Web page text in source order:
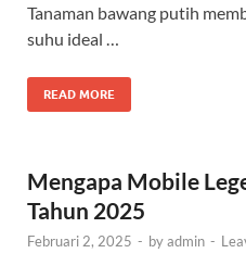
Tanaman bawang putih
suhu ideal …
READ MORE
Mengapa Mobile
Tahun 2025
Februari 2, 2025 - byadmin -